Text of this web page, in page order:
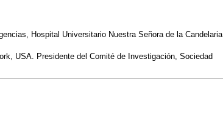
Hospital Universitario Nuestra Señora de la Candelaria
USA. Presidente del Comité de Investigación, Sociedad